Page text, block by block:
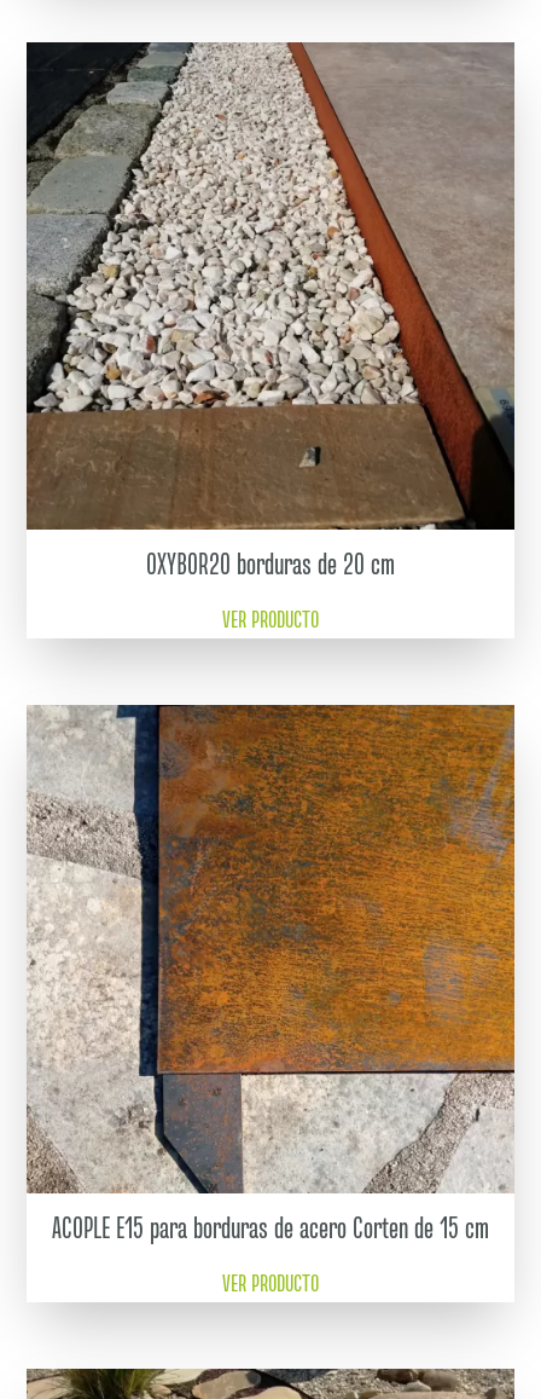
OXYBOR20 borduras de 20 cm
VER PRODUCTO
ACOPLE E15 para borduras de acero Corten de 15 cm
VER PRODUCTO